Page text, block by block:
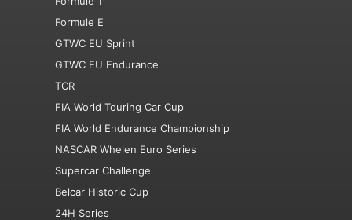
Formule E
GTWC EU Sprint
GTWC EU Endurance
TCR
FIA World Touring Car Cup
FIA World Endurance Championship
NASCAR Whelen Euro Series
Supercar Challenge
Belcar Historic Cup
24H Series